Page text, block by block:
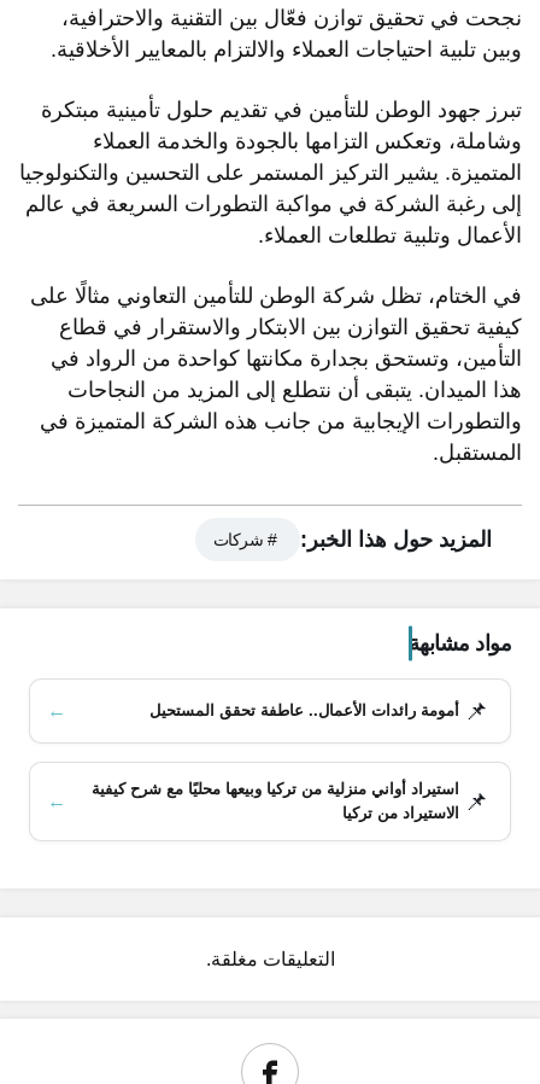
نجحت في تحقيق توازن فعّال بين التقنية والاحترافية،
وبين تلبية احتياجات العملاء والالتزام بالمعايير الأخلاقية.
تبرز جهود الوطن للتأمين في تقديم حلول تأمينية مبتكرة
وشاملة، وتعكس التزامها بالجودة والخدمة العملاء
المتميزة. يشير التركيز المستمر على التحسين والتكنولوجيا
إلى رغبة الشركة في مواكبة التطورات السريعة في عالم
الأعمال وتلبية تطلعات العملاء.
في الختام، تظل شركة الوطن للتأمين التعاوني مثالًا على
كيفية تحقيق التوازن بين الابتكار والاستقرار في قطاع
التأمين، وتستحق بجدارة مكانتها كواحدة من الرواد في
هذا الميدان. يتبقى أن نتطلع إلى المزيد من النجاحات
والتطورات الإيجابية من جانب هذه الشركة المتميزة في
المستقبل.
المزيد حول هذا الخبر: # شركات
مواد مشابهة
📌 أمومة رائدات الأعمال.. عاطفة تحقق المستحيل ←
📌
استيراد أواني منزلية من تركيا وبيعها محليًا مع شرح كيفية
الاستيراد من تركيا
←
التعليقات مغلقة.
منتجات شركة الوطن للتأمين التعاوني